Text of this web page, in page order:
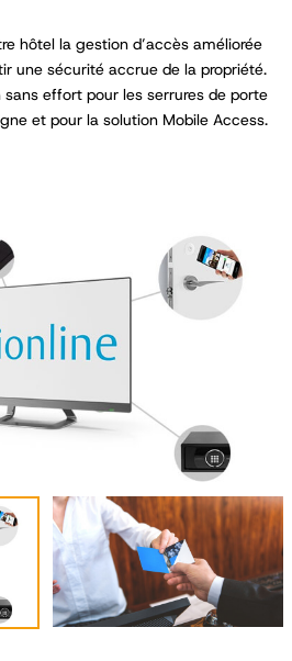
hôtel la gestion d’accès améliorée
une sécurité accrue de la propriété.
effort pour les serrures de porte
et pour la solution Mobile Access.